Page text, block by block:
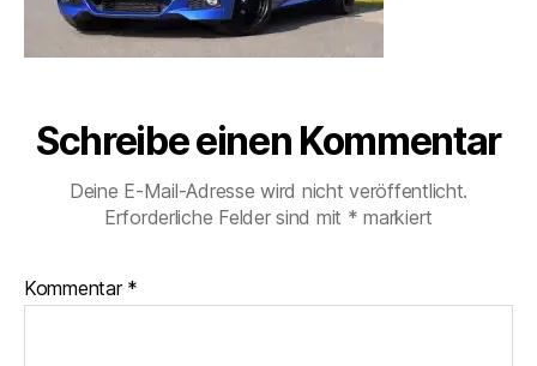
Schreibe einen Kommentar
Deine E-Mail-Adresse wird nicht veröffentlicht.
Erforderliche Felder sind mit * markiert
Kommentar *